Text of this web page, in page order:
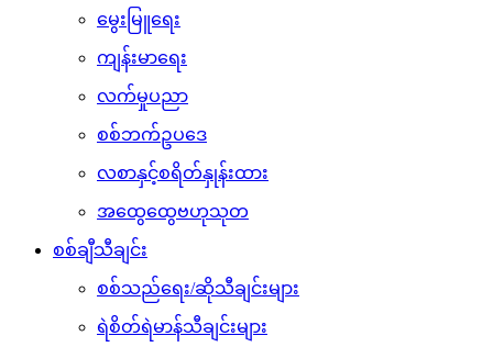
မွေးမြူရေး
ကျန်းမာရေး
လက်မှုပညာ
စစ်ဘက်ဥပဒေ
လစာနှင့်စရိတ်နှုန်းထား
အထွေထွေဗဟုသုတ
စစ်ချီသီချင်း
စစ်သည်ရေး/ဆိုသီချင်းများ
ရဲစိတ်ရဲမာန်သီချင်းများ